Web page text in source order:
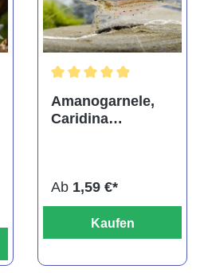
Amanogarnele,
Caridina
Ab 1,59 €*
Kaufen